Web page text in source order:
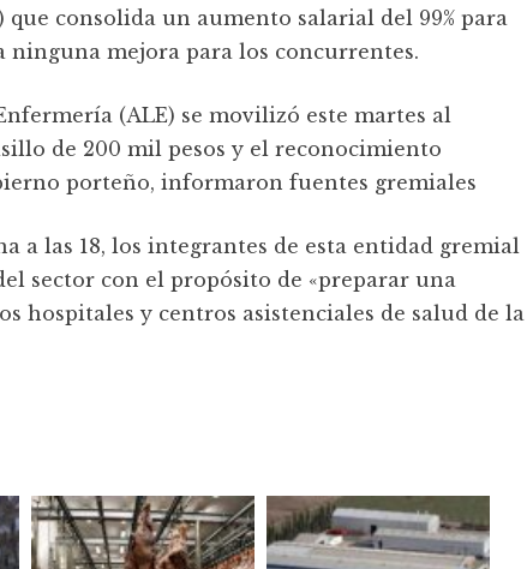
consolida un aumento salarial del 99% para
mejora para los concurrentes.
(ALE) se movilizó este martes al
de 200 mil pesos y el reconocimiento
porteño, informaron fuentes gremiales
a las 18, los integrantes de esta entidad gremial
sector con el propósito de «preparar una
hospitales y centros asistenciales de salud de la